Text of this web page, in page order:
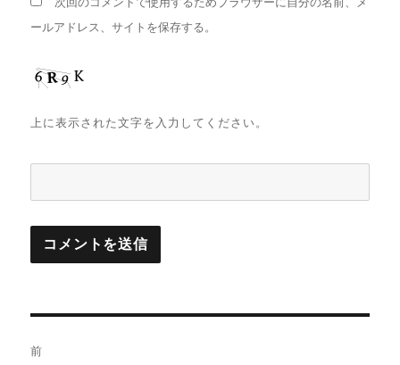
ールアドレス、サイトを保存する。
上に表示された文字を入力してください。
前